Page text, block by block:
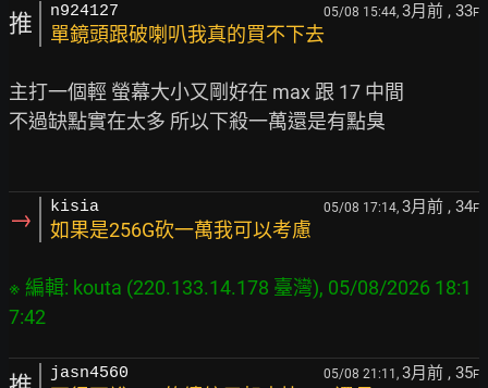
推 n924127 05/08 15:44, 3月前 , 33F
單鏡頭跟破喇叭我真的買不下去
主打一個輕 螢幕大小又剛好在 max 跟 17 中間
不過缺點實在太多 所以下殺一萬還是有點臭
→ kisia 05/08 17:14, 3月前 , 34F
如果是256G砍一萬我可以考慮
※ 編輯: kouta (220.133.14.178 臺灣), 05/08/2026 18:1
jasn4560 05/08 21:11, 3月前 , 35F